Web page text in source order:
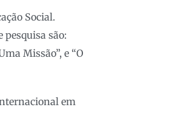
Social.
são:
Missão”, e “O
em